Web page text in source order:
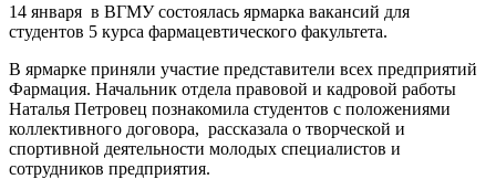
14 января в ВГМУ состоялась ярмарка вакансий для
студентов 5 курса фармацевтического факультета.
В ярмарке приняли участие представители всех предприятий
Фармация. Начальник отдела правовой и кадровой работы
Наталья Петровец познакомила студентов с положениями
коллективного договора, рассказала о творческой и
спортивной деятельности молодых специалистов и
сотрудников предприятия.